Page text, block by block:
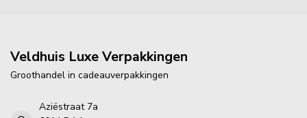
Veldhuis Luxe Verpakkingen
Groothandel in cadeauverpakkingen
Aziëstraat 7a